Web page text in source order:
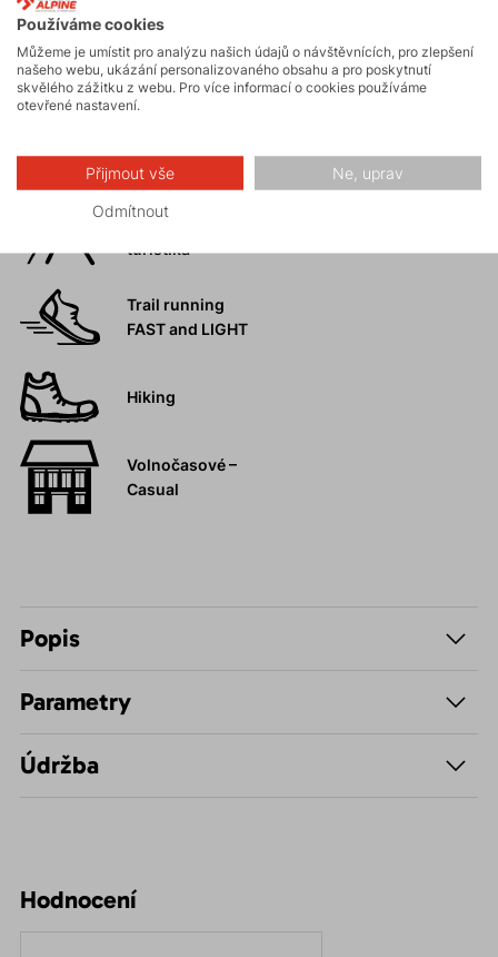
Turistika
ferraty
turistika
Trail running
FAST and LIGHT
Hiking
Volnočasové –
Casual
Popis
Parametry
Údržba
Hodnocení
Používáme cookies
Můžeme je umístit pro analýzu našich údajů o návštěvnících, pro zlepšení
našeho webu, ukázání personalizovaného obsahu a pro poskytnutí
skvělého zážitku z webu. Pro více informací o cookies používáme
otevřené nastavení.
Přijmout vše Ne, uprav
Odmítnout